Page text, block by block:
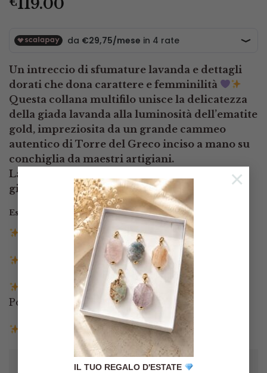
IL TUO REGALO D'ESTATE
×
119.00
Un intreccio di sfumature lavanda e dettagli
dorati che dona carattere e femminilità
Questa collana multifilo unisce la delicatezza
della giada lavanda alla luminosità dell’ematite
gold, impreziosita da un grande cammeo
autentico di Torre del Greco inciso a mano su
conchiglia da maestri artigiani.
La chiusura in ottone filigranato completa un
gioiello ricco di fascino e cura nei dettagli
Esaurito
Spedizione gratuita in Italia sopra i 140€
Spedizione entro 3 giorni lavorativi
Pagamenti tramite Paypal, Carta di credito,
Postepay e Scalapay
Resi entro 14 giorni